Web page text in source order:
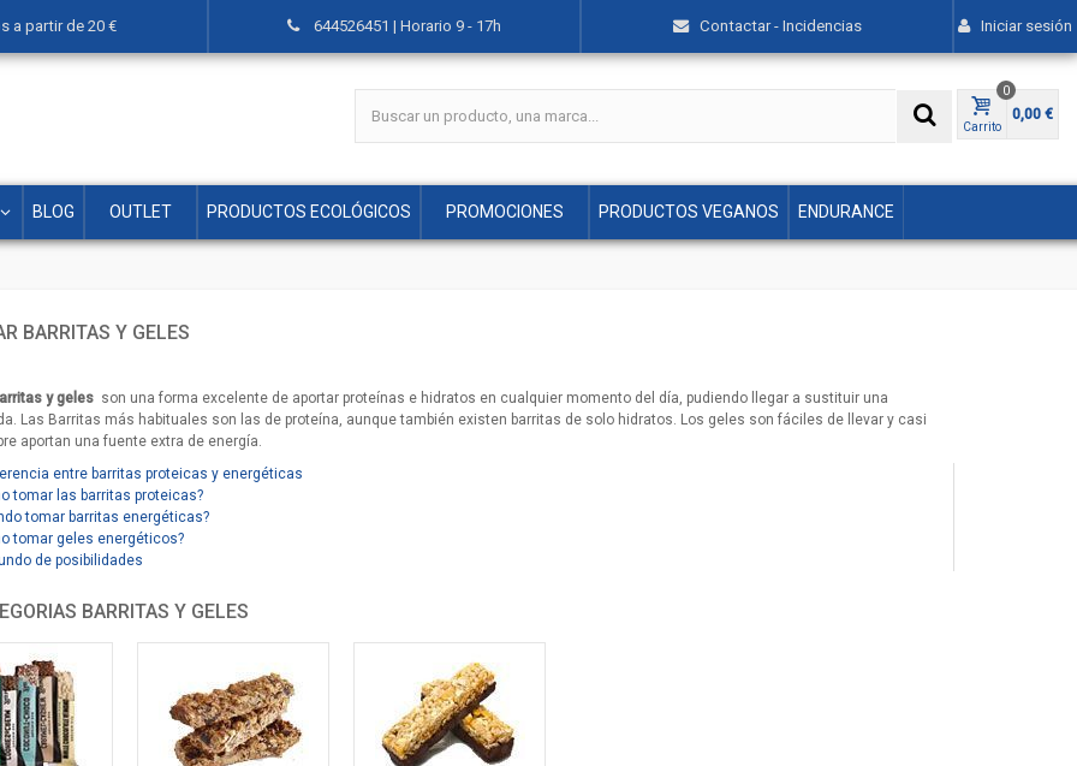
a partir de 20 € 644526451 | Horario 9 - 17h Contactar - Incidencias Iniciar sesión
Carrito
0
0,00 €
BLOG OUTLET PRODUCTOS ECOLÓGICOS PROMOCIONES PRODUCTOS VEGANOS ENDURANCE
BARRITAS Y GELES
y geles son una forma excelente de aportar proteínas e hidratos en cualquier momento del día, pudiendo llegar a sustituir una
Las Barritas más habituales son las de proteína, aunque también existen barritas de solo hidratos. Los geles son fáciles de llevar y casi
aportan una fuente extra de energía.
entre barritas proteicas y energéticas
tomar las barritas proteicas?
tomar barritas energéticas?
tomar geles energéticos?
de posibilidades
BARRITAS Y GELES